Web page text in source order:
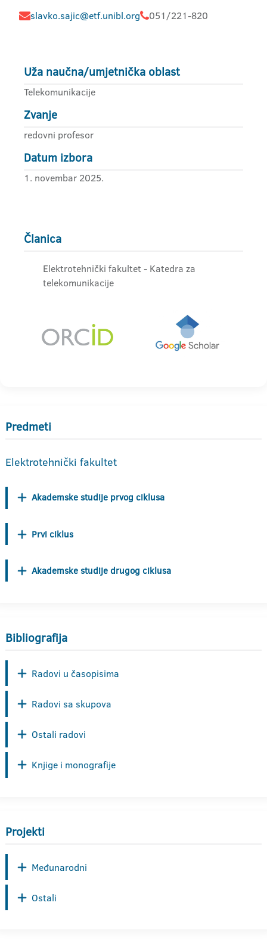
slavko.sajic@etf.unibl.org 051/221-820
Uža naučna/umjetnička oblast
Telekomunikacije
Zvanje
redovni profesor
Datum izbora
1. novembar 2025.
Članica
Elektrotehnički fakultet - Katedra za
telekomunikacije
Predmeti
Elektrotehnički fakultet
Akademske studije prvog ciklusa
Prvi ciklus
Akademske studije drugog ciklusa
Bibliografija
Radovi u časopisima
Radovi sa skupova
Ostali radovi
Knjige i monografije
Projekti
Međunarodni
Ostali